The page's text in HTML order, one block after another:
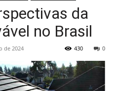
da
no Brasil
de 2024 0
430